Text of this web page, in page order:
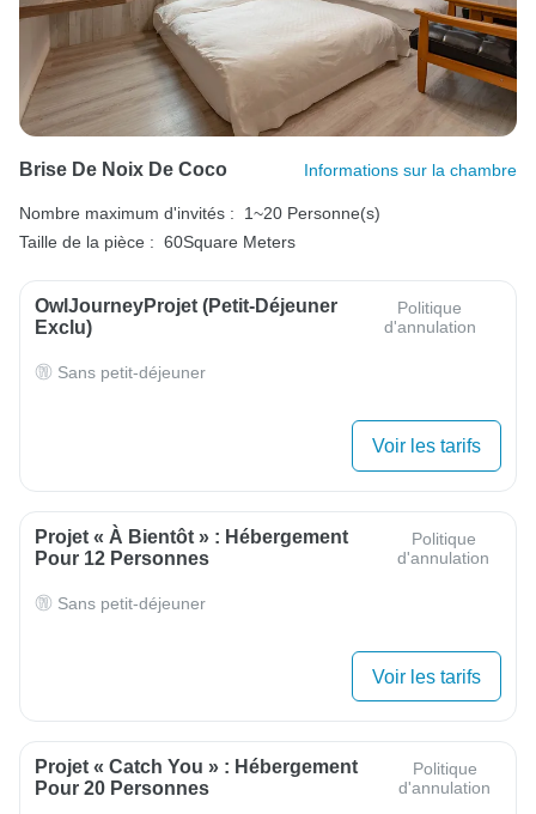
Brise De Noix De Coco Informations sur la chambre
Nombre maximum d'invités :
1~20 Personne(s)
Taille de la pièce : 60Square Meters
OwlJourneyProjet (petit-Déjeuner
Exclu)
Politique
d'annulation
Sans petit-déjeuner
Voir les tarifs
Projet « À Bientôt » : Hébergement
Pour 12 Personnes
Politique
d'annulation
Sans petit-déjeuner
Voir les tarifs
Projet « Catch You » : Hébergement
Pour 20 Personnes
Politique
d'annulation